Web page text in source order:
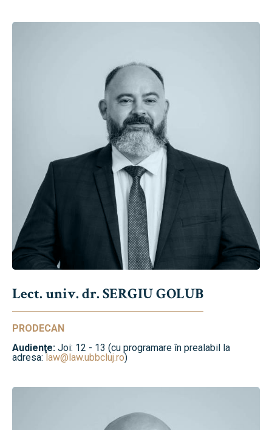
Lect. univ. dr. SERGIU GOLUB
PRODECAN
Audienţe: Joi: 12 - 13 (cu programare în prealabil la
adresa:law@law.ubbcluj.ro)